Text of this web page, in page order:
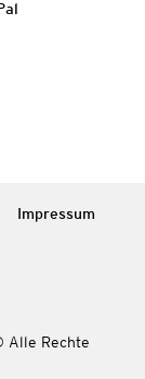
Impressum
Alle Rechte